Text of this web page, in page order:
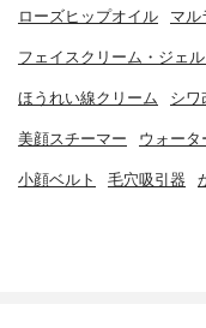
ローズヒップオイル マル
フェイスクリーム・ジェ
ほうれい線クリーム シワ
美顔スチーマー ウォータ
小顔ベルト 毛穴吸引器